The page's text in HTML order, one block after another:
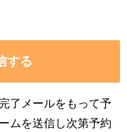
了メールをもって予
ムを送信し次第予約